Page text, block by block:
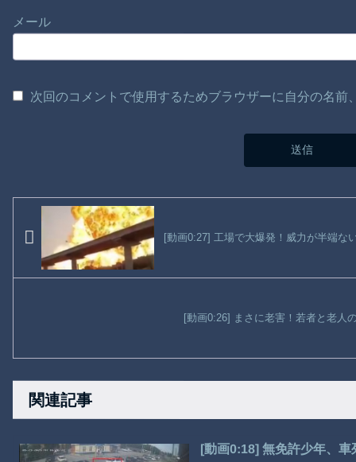
メール
次回のコメントで使用するためブラウザーに自分の名
[動画0:27] 工場で大爆発！威力が半端な
[動画0:26] まさに老害！若者と老人
関連記事
[動画0:18] 無免許少年、